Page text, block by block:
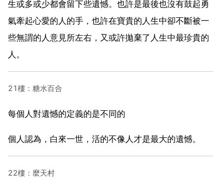
生或多或少都會留下些遺憾。也許是最後也沒有鼓起勇
氣牽起心愛的人的手，也許在寶貴的人生中卻不斷被一
些無謂的人意見所左右，又或許拋棄了人生中最珍貴的
人。
21樓：糖水百合
每個人對遺憾的定義的是不同的
個人認為，白來一世，活的不像人才是最大的遺憾。
22樓：麼天村